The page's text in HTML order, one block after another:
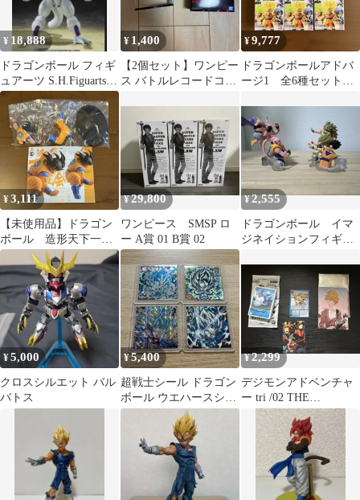
¥ 18,888
ドラゴンボール フィギ
ュアーツ S.H.Figuarts
フルパワーフリーザ
¥ 1,400
【2個セット】ワンピー
ス バトルレコードコレ
¥9,777
ドラゴンボールアドバ
ージ1 全6種セット
¥3,111
【未使用品】ドラゴン
ボール 造形天下一武
道会7 其之四 孫悟
空 フィギュア
¥29,800
ワンピース SMSP ロ
ー A賞 01 B賞 02
¥2,555
ドラゴンボール イマ
ジネイションフィギュ
親子 魔人ブウ
¥5,000
クロスシルエット バル
バトス
¥5,400
超戦士シール ドラゴン
ボール ウエハースシー
ル ベジット セット売り
¥2,299
デジモンアドベンチャ
ー tri /02 THE
BEGINNING まとめ売